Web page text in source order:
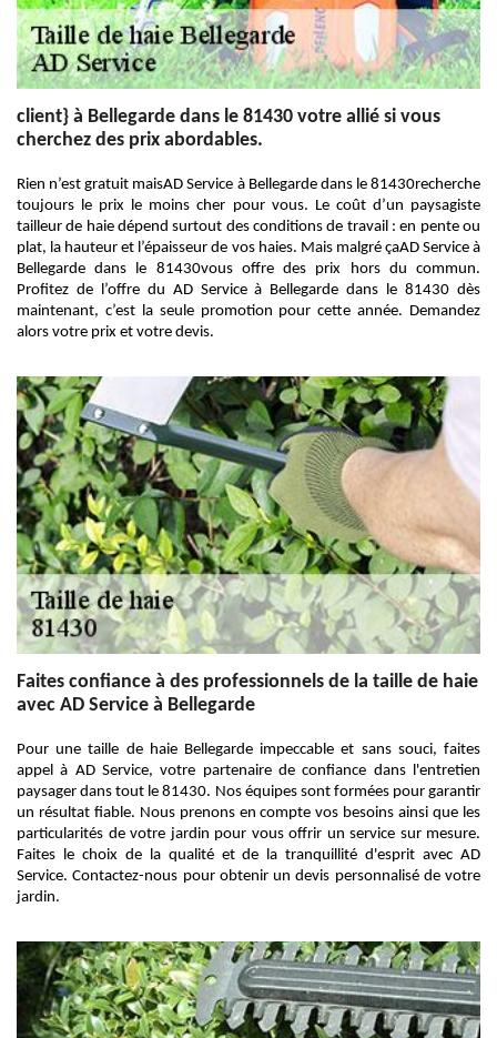
client} à Bellegarde dans le 81430 votre allié si vous
cherchez des prix abordables.
Rien n’est gratuit maisAD Service à Bellegarde dans le 81430recherche
toujours le prix le moins cher pour vous. Le coût d’un paysagiste
tailleur de haie dépend surtout des conditions de travail : en pente ou
plat, la hauteur et l’épaisseur de vos haies. Mais malgré çaAD Service à
Bellegarde dans le 81430vous offre des prix hors du commun.
Profitez de l’offre du AD Service à Bellegarde dans le 81430 dès
maintenant, c’est la seule promotion pour cette année. Demandez
alors votre prix et votre devis.
Faites confiance à des professionnels de la taille de haie
avec AD Service à Bellegarde
Pour une taille de haie Bellegarde impeccable et sans souci, faites
appel à AD Service, votre partenaire de confiance dans l'entretien
paysager dans tout le 81430. Nos équipes sont formées pour garantir
un résultat fiable. Nous prenons en compte vos besoins ainsi que les
particularités de votre jardin pour vous offrir un service sur mesure.
Faites le choix de la qualité et de la tranquillité d'esprit avec AD
Service. Contactez-nous pour obtenir un devis personnalisé de votre
jardin.